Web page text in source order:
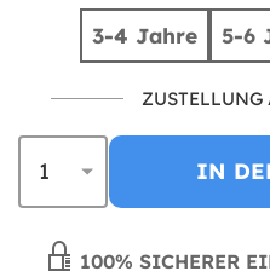
3-4 Jahre 5-6
IN
100% SICHERER